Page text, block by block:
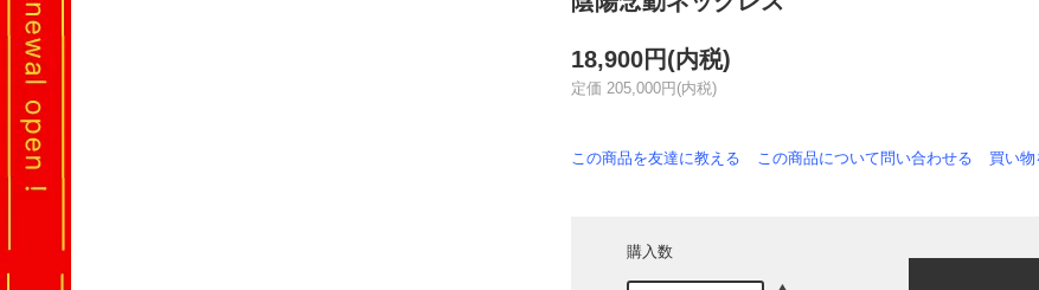
18,900円(内税)
定価 205,000円(内税)
この商品を友達に教える この商品について問い合わせる 買い
購入数